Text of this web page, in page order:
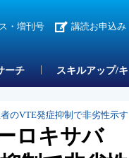
・増刊号 講読お申込み
ーチ スキルアップ/
のVTE発症抑制で非劣性示す
ロキサバ